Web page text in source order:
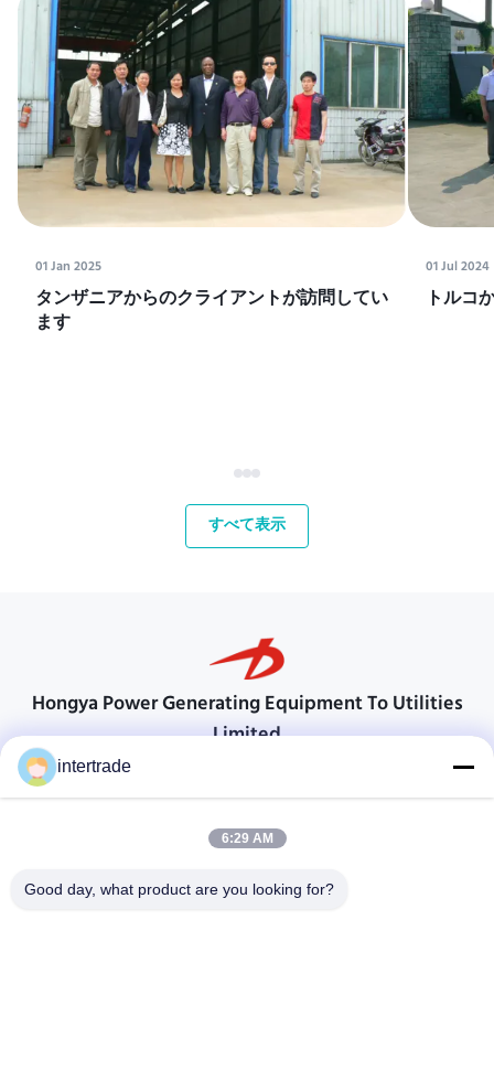
01 Jan 2025
タンザニアからのクライアントが訪問してい
ます
01 Jul 2024
トルコ
すべて表示
Hongya Power Generating Equipment To Utilities
Limited
顧客の要求に応えるためのソリューション
Anxiの村、Yupingの町、Hongya郡、中国
86-28-37561966-8:00
intertrade
6:29 AM
Good day, what product are you looking for?